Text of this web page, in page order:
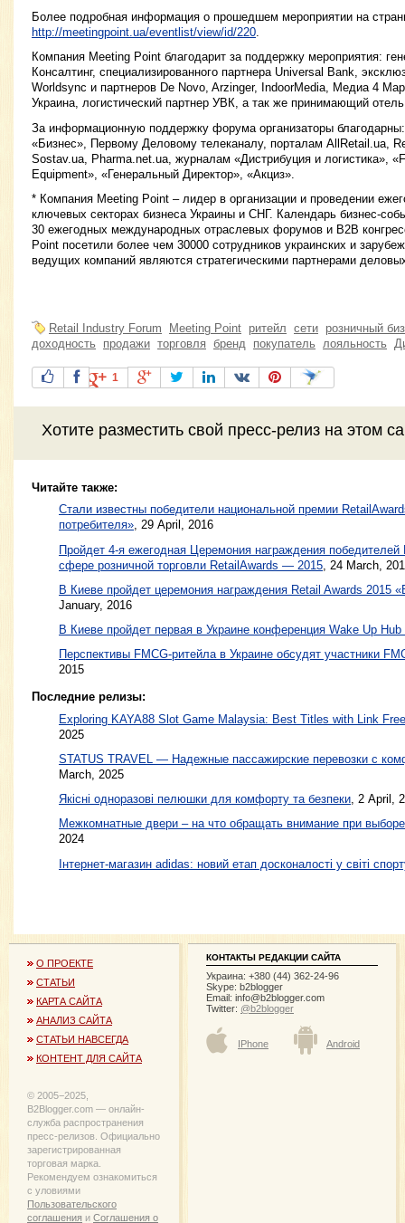
Более подробная информация о прошедшем мероприятии на
http://meetingpoint.ua/eventlist/view/id/220.
Компания Meeting Point благодарит за поддержку мероприятия:
Консалтинг, специализированного партнера Universal Bank,
Worldsync и партнеров De Novo, Arzinger, IndoorMedia, Медиа 4
Украина, логистический партнер УВК, а так же принимающий
За информационную поддержку форума организаторы
«Бизнес», Первому Деловому телеканалу, порталам AllRetail.ua,
Sostav.ua, Pharma.net.ua, журналам «Дистрибуция и логистика»,
Equipment», «Генеральный Директор», «Акциз».
* Компания Meeting Point – лидер в организации и проведении
ключевых секторах бизнеса Украины и СНГ. Календарь бизнес-
30 ежегодных международных отраслевых форумов и B2B
Point посетили более чем 30000 сотрудников украинских и
ведущих компаний являются стратегическими партнерами
Retail Industry Forum Meeting Point ритейл сети розничный
доходность
продажи торговля бренд покупатель лояльность
1
Хотите разместить свой пресс-релиз на этом
Читайте также:
Стали известны победители национальной премии
потребителя», 29 April, 2016
Пройдет 4-я ежегодная Церемония награждения
сфере розничной торговли RetailAwards — 2015 24 March,
В Киеве пройдет церемония награждения Retail Awards 2015
January, 2016
В Киеве пройдет первая в Украине конференция Wake Up Hub
Перспективы FMCG-ритейла в Украине обсудят участники
2015
Последние релизы:
Exploring KAYA88 Slot Game Malaysia: Best Titles with Link
2025
STATUS TRAVEL — Надежные пассажирские перевозки с
March, 2025
Якісні одноразові пелюшки для комфорту та безпеки, 2 April,
Межкомнатные двери – на что обращать внимание при
2024
Інтернет-магазин adidas: новий етап досконалості у світі
О ПРОЕКТЕ
СТАТЬИ
КАРТА САЙТА
АНАЛИЗ САЙТА
СТАТЬИ НАВСЕГДА
КОНТЕНТ ДЛЯ САЙТА
© 2005−2025,
B2Blogger.com — онлайн-
служба распространения
пресс-релизов. Официально
зарегистрированная
торговая марка.
Рекомендуем ознакомиться
с уловиями
Пользовательского
соглашения и Соглашения о
КОНТАКТЫ РЕДАКЦИИ САЙТА
Украина: +380 (44) 362-24-96
Skype: b2blogger
Email: info@b2blogger.com
Twitter: @b2blogger
IPhone Android